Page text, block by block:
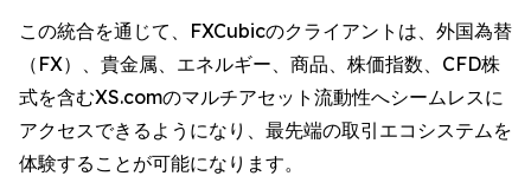
この統合を通じて、FXCubicのクライアントは、外国為替
（FX）、貴金属、エネルギー、商品、株価指数、CFD株
式を含むXS.comのマルチアセット流動性へシームレスに
アクセスできるようになり、最先端の取引エコシステムを
体験することが可能になります。